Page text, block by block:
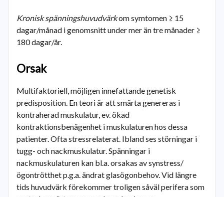
Kronisk spänningshuvudvärkom symtomen ≥ 15
dagar/månad i genomsnitt under mer än tre månader ≥
180 dagar/år.
Orsak
Multifaktoriell, möjligen innefattande genetisk
predisposition. En teori är att smärta genereras i
kontraherad muskulatur, ev. ökad
kontraktionsbenägenhet i muskulaturen hos dessa
patienter. Ofta stressrelaterat. Ibland ses störningar i
tugg- och nackmuskulatur. Spänningar i
nackmuskulaturen kan bl.a. orsakas av synstress/
ögontrötthet p.g.a. ändrat glasögonbehov. Vid längre
tids huvudvärk förekommer troligen såväl perifera som